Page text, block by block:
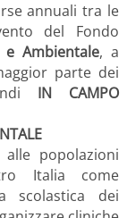
annuali tra le
del Fondo
e Ambientale, a
parte dei
IN CAMPO
popolazioni
Italia come
scolastica dei